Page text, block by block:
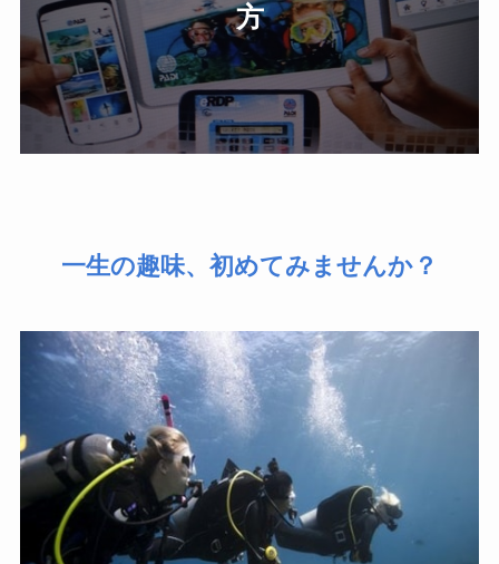
方
一生の趣味、初めてみませんか？